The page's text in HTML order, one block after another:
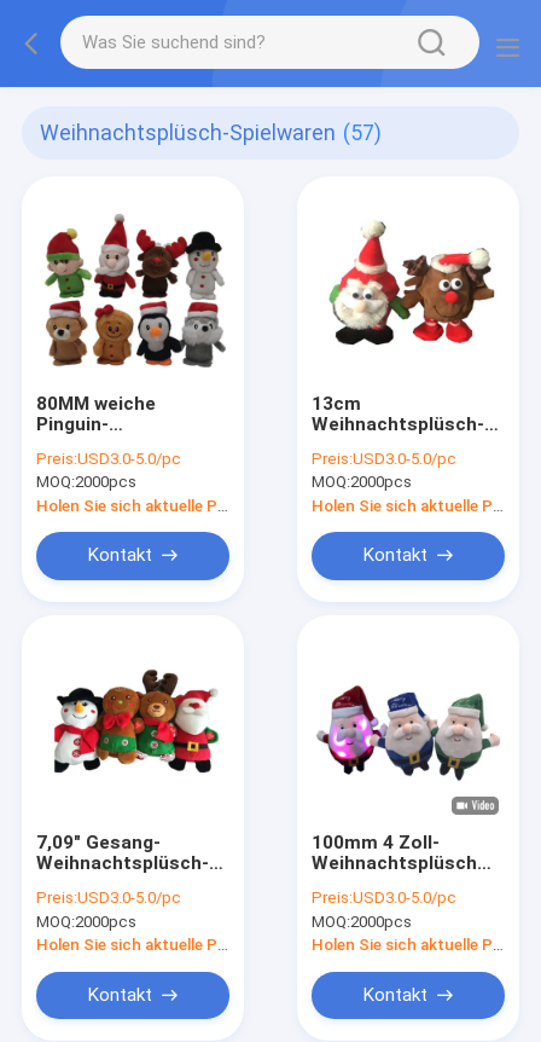
Weihnachtsplüsch-Spielwaren (57)
80MM weiche
Pinguin-
Spielwaren
Preis:USD3.0-5.0/pc
MOQ:2000pcs
Kontakt
13cm
Weihnachtsplüsch-
Preis:USD3.0-5.0/pc
MOQ:2000pcs
Kontakt
7,09" Gesang-
Weihnachtsplüsch-
Preis:USD3.0-5.0/pc
MOQ:2000pcs
Kontakt
100mm 4 Zoll-
Weihnachtsplüsch
Electric Climb Ladder
With-Licht
Preis:USD3.0-5.0/pc
MOQ:2000pcs
Kontakt